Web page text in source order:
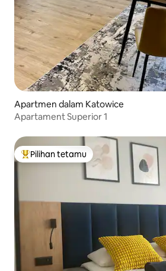
Apartmen dalam Katowice
Apartament Superior 1
Pilihan utama tetamu
Pilihan tetamu